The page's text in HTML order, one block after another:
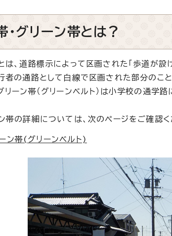
・グリーン帯とは？
は、道路標示によって区画された「歩道が
者の通路として白線で区画された部分のこと
リーン帯（グリーンベルト）は小学校の通学
帯の詳細については、次のページをご確認く
ン帯(グリーンベルト)